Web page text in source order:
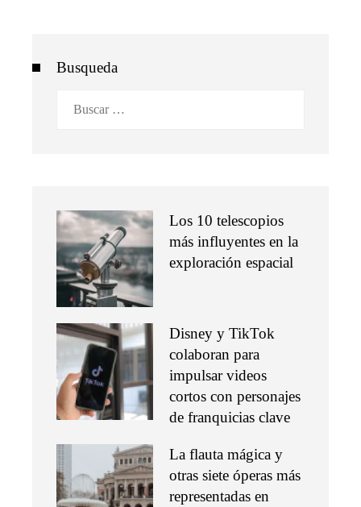
Busqueda
Los 10 telescopios
más influyentes en la
exploración espacial
Disney y TikTok
colaboran para
impulsar videos
cortos con personajes
de franquicias clave
La flauta mágica y
otras siete óperas más
representadas en